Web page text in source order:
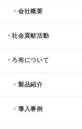
会社概要
社会貢献活動
ろ布について
製品紹介
導入事例